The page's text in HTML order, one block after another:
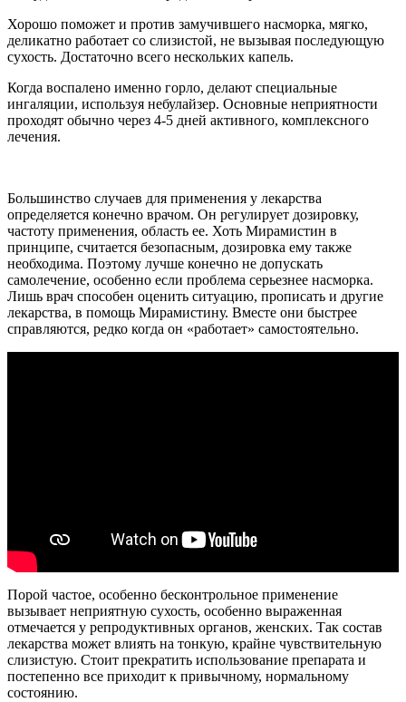
Хорошо поможет и против замучившего насморка, мягко,
деликатно работает со слизистой, не вызывая последующую
сухость. Достаточно всего нескольких капель.
Когда воспалено именно горло, делают специальные
ингаляции, используя небулайзер. Основные неприятности
проходят обычно через 4-5 дней активного, комплексного
лечения.
Большинство случаев для применения у лекарства
определяется конечно врачом. Он регулирует дозировку,
частоту применения, область ее. Хоть Мирамистин в
принципе, считается безопасным, дозировка ему также
необходима. Поэтому лучше конечно не допускать
самолечение, особенно если проблема серьезнее насморка.
Лишь врач способен оценить ситуацию, прописать и другие
лекарства, в помощь Мирамистину. Вместе они быстрее
справляются, редко когда он «работает» самостоятельно.
Порой частое, особенно бесконтрольное применение
вызывает неприятную сухость, особенно выраженная
отмечается у репродуктивных органов, женских. Так состав
лекарства может влиять на тонкую, крайне чувствительную
слизистую. Стоит прекратить использование препарата и
постепенно все приходит к привычному, нормальному
состоянию.